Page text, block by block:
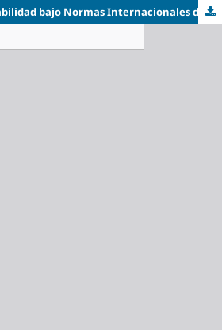
Impacto de la contabilidad bajo Normas Internacionales de Información Financiera (NIIF) en el desempeño logístico de empresas de distribución urbana en Panamá